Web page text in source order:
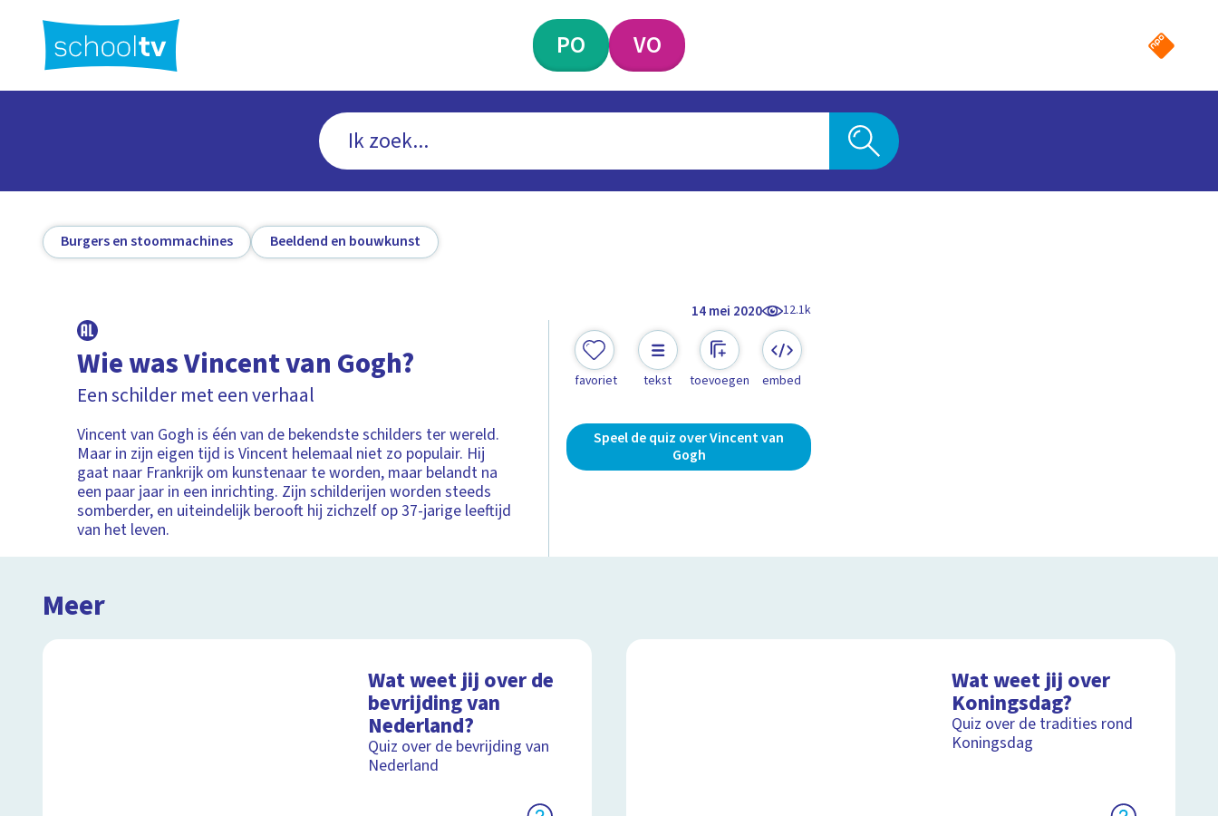
hoofdinhoud
PO VO
Burgers en stoommachines Beeldend en bouwkunst
14 mei 2020 12.1k
Wie was Vincent van Gogh?
Een schilder met een verhaal
Vincent van Gogh is één van de bekendste schilders ter wereld.
Maar in zijn eigen tijd is Vincent helemaal niet zo populair. Hij
gaat naar Frankrijk om kunstenaar te worden, maar belandt na
een paar jaar in een inrichting. Zijn schilderijen worden steeds
somberder, en uiteindelijk berooft hij zichzelf op 37-jarige leeftijd
van het leven.
favoriet tekst toevoegen embed
Speel de quiz over Vincent van
Gogh
Meer
Wat weet jij over de
bevrijding van
Nederland?
Quiz over de bevrijding van
Nederland
Wat weet jij over
Koningsdag?
Quiz over de tradities rond
Koningsdag